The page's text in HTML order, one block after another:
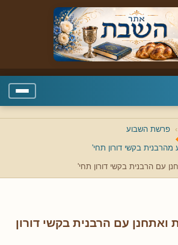
פרשת השבוע
בקשי דורון תחי'
עם הרבנית בקשי דורון תחי'
עם הרבנית בקשי דורון